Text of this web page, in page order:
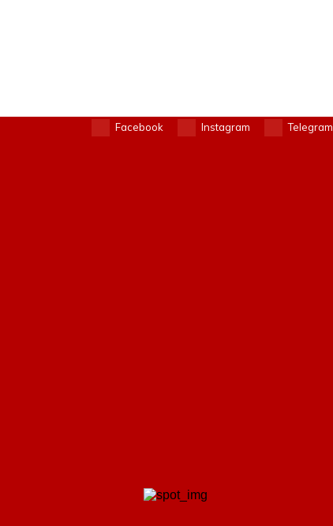
Facebook Instagram Telegram